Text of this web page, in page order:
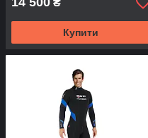
₴
Купити